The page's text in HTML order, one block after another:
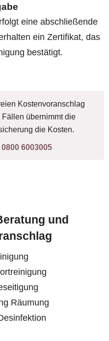
eine abschließende
ein Zertifikat, das
bestätigt.
Kostenvoranschlag
übernimmt die
die Kosten.
6003005
und
Räumung